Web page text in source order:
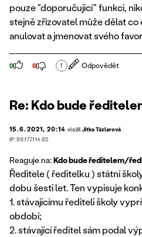
pouze "doporučujicí" funkci,
stejně zřizovatel může dělat
anulovat a jmenovat svého
0 0 ! Odpovědět
Re: Kdo bude
15.6.2021, 20:14 vložil Jitka Tázlarová
IP: 89.177.114.85
Reaguje na:Kdo bude ředitelem/
Ředitele ( ředitelku ) státní
dobu šesti let. Ten vypisuje
1. stávajícímu řediteli školy
období;
2. stávající ředitel sám podal